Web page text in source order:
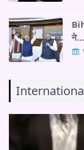
ने…